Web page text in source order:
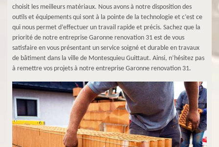
choisit les meilleurs matériaux. Nous avons à notre disposition des
outils et équipements qui sont à la pointe de la technologie et c’est ce
qui nous permet d’effectuer un travail rapide et précis. Sachez que la
priorité de notre entreprise Garonne renovation 31 est de vous
satisfaire en vous présentant un service soigné et durable en travaux
de bâtiment dans la ville de Montesquieu Guittaut. Ainsi, n’hésitez pas
à remettre vos projets à notre entreprise Garonne renovation 31.